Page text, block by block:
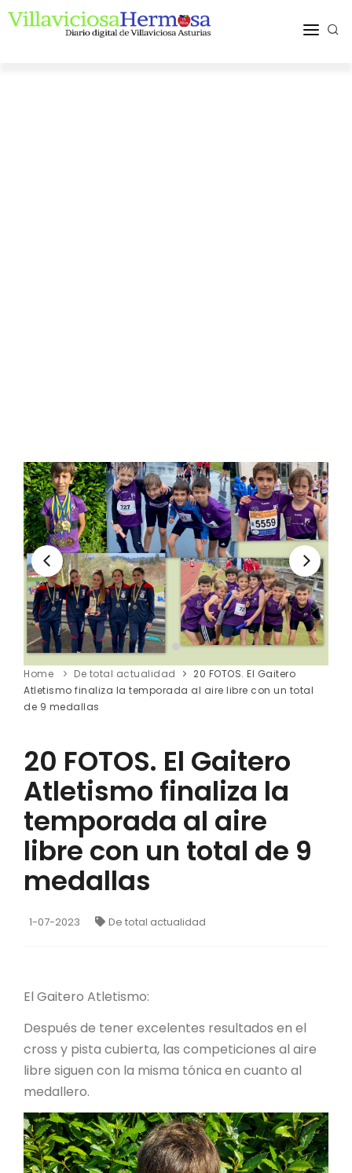
Home De total actualidad
20 FOTOS. El Gaitero
Atletismo finaliza la temporada al aire libre con un total
de 9 medallas
20 FOTOS. El Gaitero
Atletismo finaliza la
temporada al aire
libre con un total de 9
medallas
1-07-2023 De total actualidad
El Gaitero Atletismo:
Después de tener excelentes resultados en el
cross y pista cubierta, las competiciones al aire
libre siguen con la misma tónica en cuanto al
medallero.